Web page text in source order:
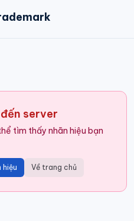
server
tìm thấy nhãn hiệu bạn
hiệu Về trang chủ